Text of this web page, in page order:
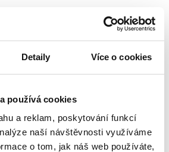
Detaily Více o cookies
používá cookies
a reklam, poskytování funkcí
naší návštěvnosti využíváme
o tom, jak náš web používáte,